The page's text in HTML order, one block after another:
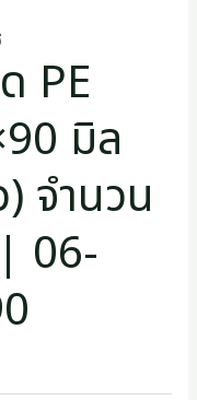
PE
มิล
จำนวน
06-